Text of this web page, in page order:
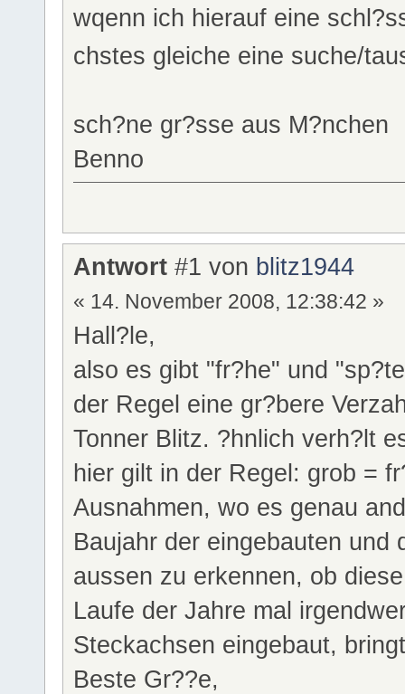
wqenn ich hierauf eine
chstes gleiche eine suche/
sch?ne gr?sse aus M?nchen
Benno
Antwort #1 von blitz1944
« 14. November 2008, 12:38:42 »
Hall?le,
also es gibt "fr?he" und
der Regel eine gr?bere
Tonner Blitz. ?hnlich verh?lt
hier gilt in der Regel: grob =
Ausnahmen, wo es genau
Baujahr der eingebauten und
aussen zu erkennen, ob
Laufe der Jahre mal
Steckachsen eingebaut,
Beste Gr??e,